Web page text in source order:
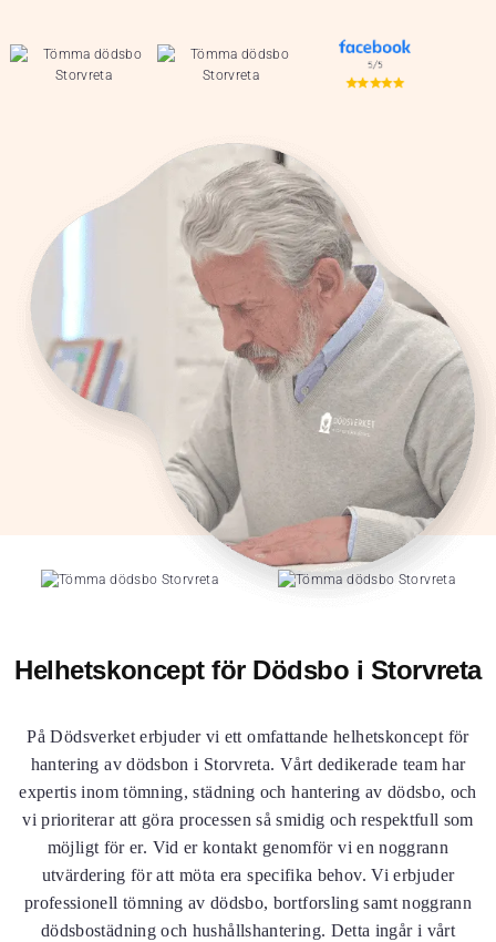
Helhetskoncept för Dödsbo i Storvreta
På Dödsverket erbjuder vi ett omfattande helhetskoncept för
hantering av dödsbon i Storvreta. Vårt dedikerade team har
expertis inom tömning, städning och hantering av dödsbo, och
vi prioriterar att göra processen så smidig och respektfull som
möjligt för er. Vid er kontakt genomför vi en noggrann
utvärdering för att möta era specifika behov. Vi erbjuder
professionell tömning av dödsbo, bortforsling samt noggrann
dödsbostädning och hushållshantering. Detta ingår i vårt